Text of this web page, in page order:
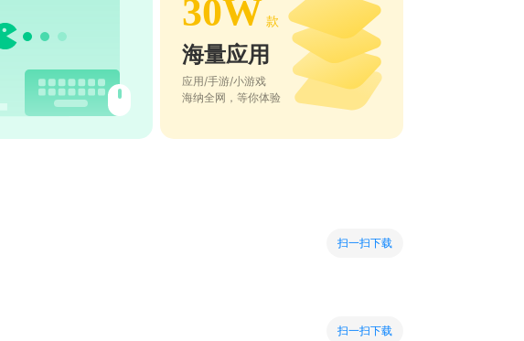
30W 款
海量应用
应用/手游/小游戏
海纳全网，等你体验
扫一扫下载
扫一扫下载